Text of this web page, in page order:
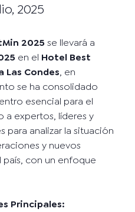
2025
2025 se llevará a
en el Hotel Best
Las Condes, en
se ha consolidado
esencial para el
a expertos, líderes y
analizar la situación
y nuevos
país, con un enfoque
Principales: